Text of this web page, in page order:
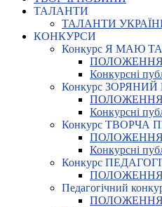
ТАЛАНТИ
ТАЛАНТИ
КОНКУРСИ
Конкурс Я МАЮ
ПОЛОЖЕННЯ
Конкурсні
Конкурс
ПОЛОЖЕННЯ
Конкурсні
Конкурс ТВОРЧА
ПОЛОЖЕННЯ
Конкурсні
Конкурс
ПОЛОЖЕННЯ
Педагогічний
ПОЛОЖЕННЯ